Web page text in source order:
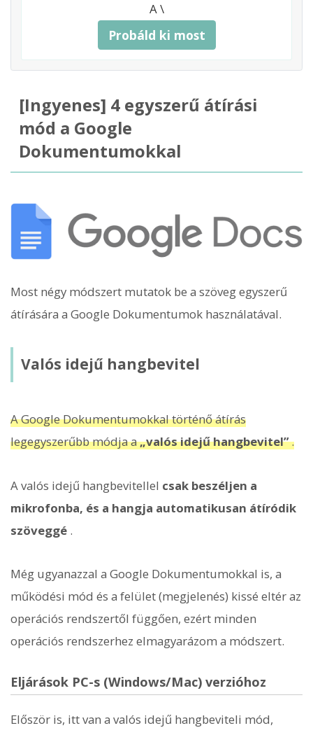
A \
Probáld ki most
[Ingyenes] 4 egyszerű átírási
mód a Google
Dokumentumokkal
Most négy módszert mutatok be a szöveg egyszerű
átírására a Google Dokumentumok használatával.
Valós idejű hangbevitel
A Google Dokumentumokkal történő átírás
legegyszerűbb módja a„valós idejű hangbevitel”.
A valós idejű hangbevitellel csak beszéljen a
mikrofonba, és a hangja automatikusan átíródik
szöveggé .
Még ugyanazzal a Google Dokumentumokkal is, a
működési mód és a felület (megjelenés) kissé eltér az
operációs rendszertől függően, ezért minden
operációs rendszerhez elmagyarázom a módszert.
Eljárások PC-s (Windows/Mac) verzióhoz
Először is, itt van a valós idejű hangbeviteli mód,